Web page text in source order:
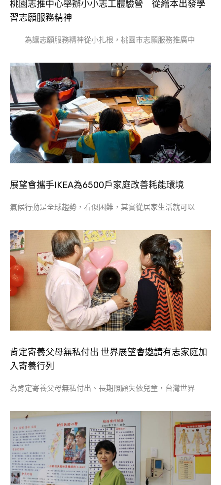
桃園志推中心舉辦小小志工體驗營 從繪本出發學
習志願服務精神
為讓志願服務精神從小扎根，桃園市志願服務推廣中
展望會攜手IKEA為6500戶家庭改善耗能環境
氣候行動是全球趨勢，看似困難，其實從居家生活就可以
肯定寄養父母無私付出 世界展望會邀請有志家庭加
入寄養行列
為肯定寄養父母無私付出、長期照顧失依兒童，台灣世界